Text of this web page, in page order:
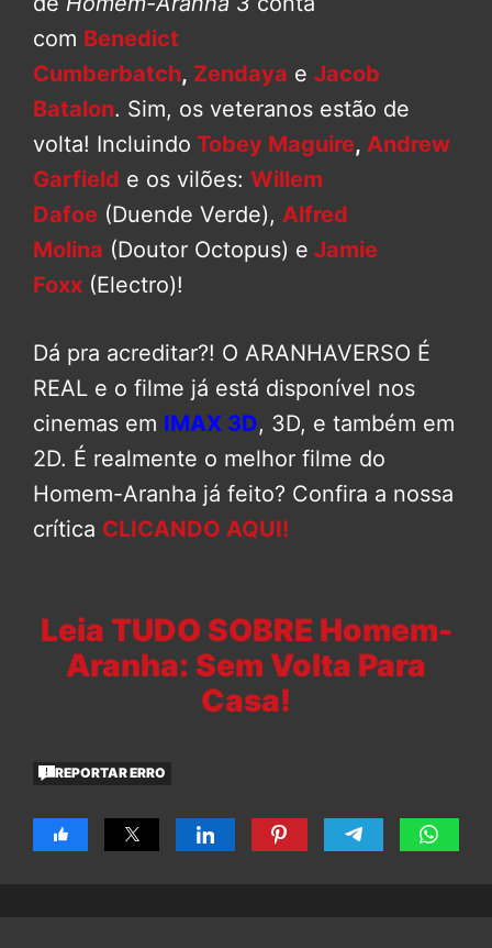
com Benedict
Cumberbatch, Zendaya e Jacob
Batalon. Sim, os veteranos estão de
volta! Incluindo Tobey Maguire, Andrew
Garfield e os vilões: Willem
Dafoe (Duende Verde), Alfred
Molina (Doutor Octopus) e Jamie
Foxx (Electro)!
Dá pra acreditar?! O ARANHAVERSO É
REAL e o filme já está disponível nos
cinemas em IMAX 3D, 3D, e também em
2D. É realmente o melhor filme do
Homem-Aranha já feito? Confira a nossa
crítica CLICANDO AQUI!
Leia TUDO SOBRE Homem-
Aranha: Sem Volta Para
Casa!
REPORTAR ERRO